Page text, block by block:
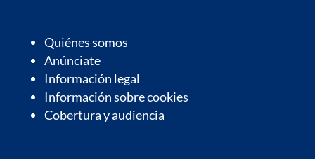
Quiénes somos
Anúnciate
Información legal
Información sobre cookies
Cobertura y audiencia